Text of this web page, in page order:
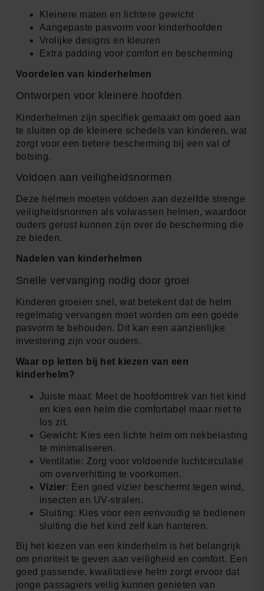
Kleinere maten en lichtere gewicht
Aangepaste pasvorm voor kinderhoofden
Vrolijke designs en kleuren
Extra padding voor comfort en bescherming
Voordelen van kinderhelmen
Ontworpen voor kleinere hoofden
Kinderhelmen zijn specifiek gemaakt om goed aan
te sluiten op de kleinere schedels van kinderen, wat
zorgt voor een betere bescherming bij een val of
botsing.
Voldoen aan veiligheidsnormen
Deze helmen moeten voldoen aan dezelfde strenge
veiligheidsnormen als volwassen helmen, waardoor
ouders gerust kunnen zijn over de bescherming die
ze bieden.
Nadelen van kinderhelmen
Snelle vervanging nodig door groei
Kinderen groeien snel, wat betekent dat de helm
regelmatig vervangen moet worden om een goede
pasvorm te behouden. Dit kan een aanzienlijke
investering zijn voor ouders.
Waar op letten bij het kiezen van een
kinderhelm?
Juiste maat: Meet de hoofdomtrek van het kind
en kies een helm die comfortabel maar niet te
los zit.
Gewicht: Kies een lichte helm om nekbelasting
te minimaliseren.
Ventilatie: Zorg voor voldoende luchtcirculatie
om oververhitting te voorkomen.
Vizier: Een goed vizier beschermt tegen wind,
insecten en UV-stralen.
Sluiting: Kies voor een eenvoudig te bedienen
sluiting die het kind zelf kan hanteren.
Bij het kiezen van een kinderhelm is het belangrijk
om prioriteit te geven aan veiligheid en comfort. Een
goed passende, kwalitatieve helm zorgt ervoor dat
jonge passagiers veilig kunnen genieten van